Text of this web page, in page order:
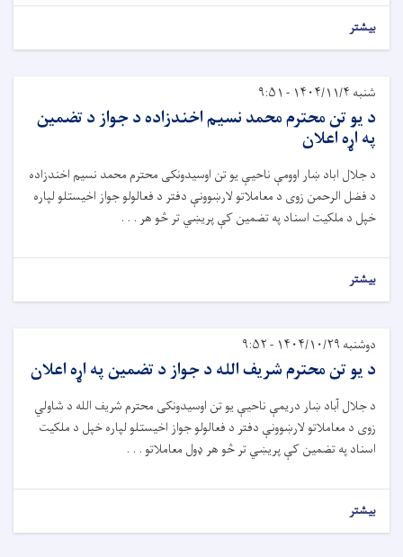
بیشتر
شنبه ۱۴۰۴/۱۱/۴ - ۹:۵۱
د يو تن محترم محمد نسیم اخندزاده د جواز د تضمين
په اړه اعلان
د جلال اباد ښار اوومې ناحیې يو تن اوسیدونکى محترم محمد نسیم اخندزاده
د فضل الرحمن زوى د معاملاتو لارښوونې دفتر د فعالولو جواز اخيستلو لپاره
خپل د ملکيت اسناد په تضمین کې پريښي تر څو هر . . .
بیشتر
دوشنبه ۱۴۰۴/۱۰/۲۹ - ۹:۵۲
د يو تن محترم شريف الله د جواز د تضمين په اړه اعلان
د جلال آباد ښار دريمې ناحیې يو تن اوسیدونکى محترم شريف الله د شاولي
زوى د معاملاتو لارښوونې دفتر د فعالولو جواز اخيستلو لپاره خپل د ملکيت
اسناد په تضمین کې پريښي تر څو هر ډول معاملاتو . . .
بیشتر